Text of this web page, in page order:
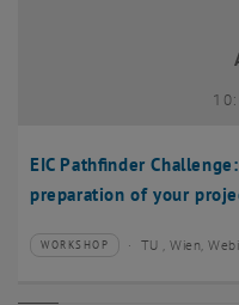
EIC Pathfinder
preparation of your
18
Veranstaltungstyp:
WORKSHOP
Veranstaltungsort:TU , Wien,